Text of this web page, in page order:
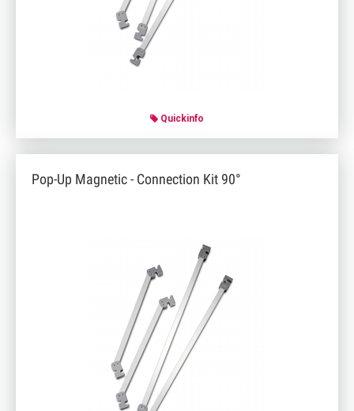
Quickinfo
Pop-Up Magnetic - Connection Kit 90°